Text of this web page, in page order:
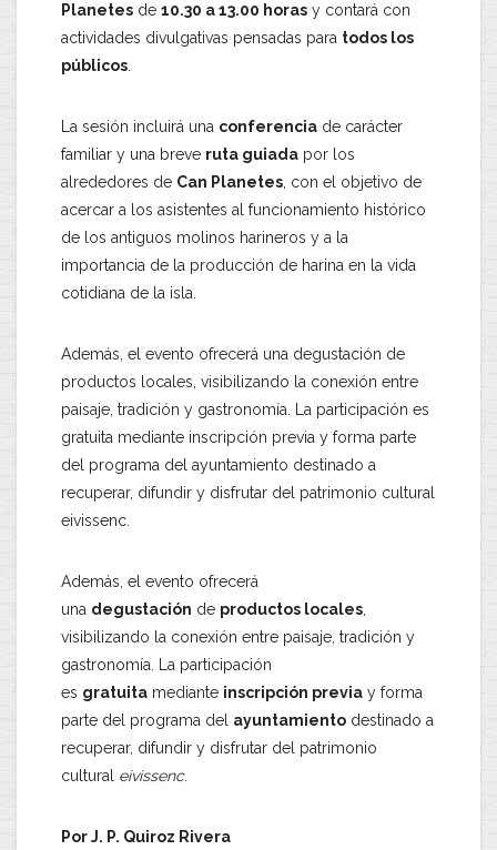
Planetes de 10.30 a 13.00 horas y contará con
actividades divulgativas pensadas para todos los
públicos
La sesión incluirá una conferencia de carácter
familiar y una breve ruta guiada por los
alrededores de Can Planetes , con el objetivo de
acercar a los asistentes al funcionamiento histórico
de los antiguos molinos harineros y a la
importancia de la producción de harina en la vida
cotidiana de la isla.
Además, el evento ofrecerá una degustación de
productos locales, visibilizando la conexión entre
paisaje, tradición y gastronomía. La participación es
gratuita mediante inscripción previa y forma parte
del programa del ayuntamiento destinado a
recuperar, difundir y disfrutar del patrimonio cultural
eivissenc.
Además, el evento ofrecerá
una degustación de productos locales
visibilizando la conexión entre paisaje, tradición y
gastronomía. La participación
es gratuita mediante inscripción previa y forma
parte del programa del ayuntamiento destinado a
recuperar, difundir y disfrutar del patrimonio
cultural eivissenc.
Por J. P. Quiroz Rivera